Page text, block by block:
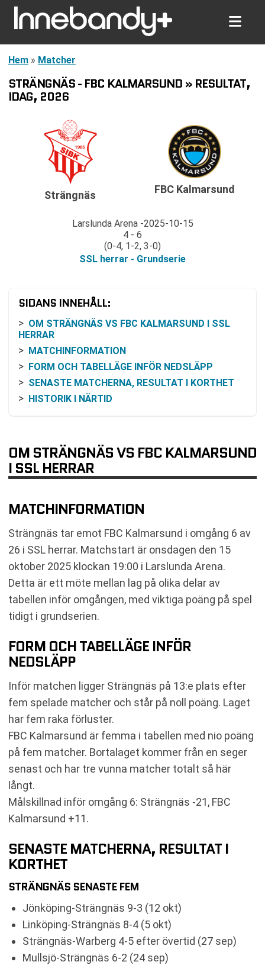
Hem » Matcher
STRÄNGNÄS - FBC KALMARSUND » RESULTAT,
IDAG, 2026
Strängnäs
Larslunda Arena 2025-10-15
4 - 6
(0-4, 1-2, 3-0)
SSL herrar - Grundserie
FBC Kalmarsund
SIDANS INNEHÅLL:
OM STRÄNGNÄS VS FBC KALMARSUND I SSL
HERRAR
MATCHINFORMATION
FORM OCH TABELLÄGE INFÖR NEDSLÄPP
SENASTE MATCHERNA, RESULTAT I KORTHET
HISTORIK I NÄRTID
NÄR SPELAS NÄSTA MATCHER FÖR LAGEN?
VANLIGA FRÅGOR OM STRÄNGNÄS VS FBC
KALMARSUND
KOMMANDE MATCHER FBC KALMARSUND
OM STRÄNGNÄS VS FBC KALMARSUND
I SSL HERRAR
MATCHINFORMATION
Strängnäs tar emot FBC Kalmarsund i omgång 6 av
26 i SSL herrar. Matchstart är onsdagen den 15
oktober 2025 klockan 19:00 i Larslunda Arena.
Detta är ett möte mellan lag på olika delar av
tabellen inför omgången, med viktiga poäng på spel
tidigt i grundserien.
FORM OCH TABELLÄGE INFÖR
NEDSLÄPP
Inför matchen ligger Strängnäs på 13:e plats efter
fem spelade matcher och står på noll poäng. Laget
har fem raka förluster.
FBC Kalmarsund är femma i tabellen med nio poäng
på fem matcher. Bortalaget kommer från en seger
senast och har tre vunna matcher totalt så här
långt.
Målskillnad inför omgång 6: Strängnäs -21, FBC
Kalmarsund +11.
SENASTE MATCHERNA, RESULTAT I
KORTHET
STRÄNGNÄS SENASTE FEM
Jönköping-Strängnäs 9-3 (12 okt)
Linköping-Strängnäs 8-4 (5 okt)
Strängnäs-Warberg 4-5 efter övertid (27 sep)
Mullsjö-Strängnäs 6-2 (24 sep)